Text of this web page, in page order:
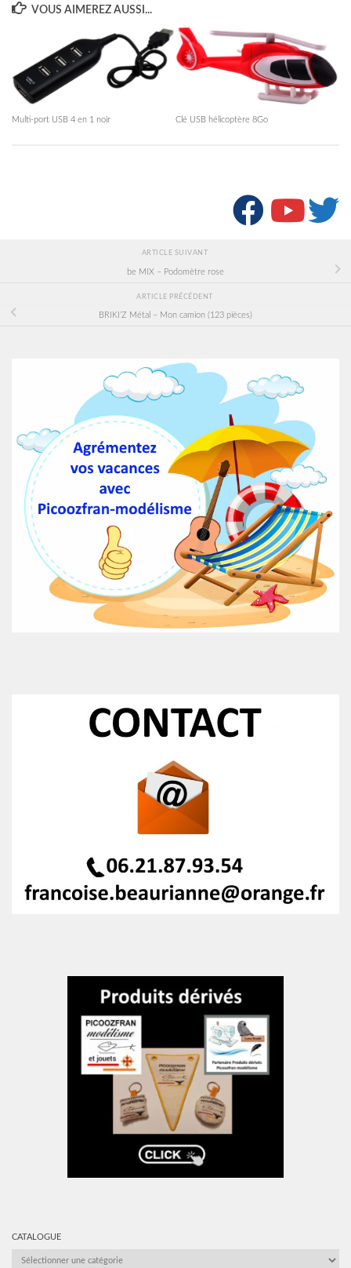
VOUS AIMEREZ AUSSI...
Multi-port USB 4 en 1 noir Clé USB hélicoptère 8Go
ARTICLE SUIVANT
be MIX – Podomètre rose
ARTICLE PRÉCÉDENT
BRIKI’Z Métal – Mon camion (123 pièces)
CATALOGUE
CATALOGUE